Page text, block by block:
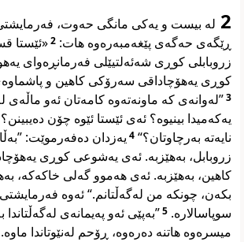
2 لە بیست و یەکی مانگی حەوت،
ڕێگەی حەگەی پێغەمبەرەوە هات: 2«ئێستا
زروبابلی کوڕی شەئەلتیێلی فەرمانڕەوای
کوڕی یەهۆچاداقی سەرۆکی کاهین و
3”لەوانەی کە ماونەتەوە کامەتان ئەو
یەکەمیدا بینیوە؟ ئەی ئێستا ئێوە چۆن
نایەتە بەرچاوتان؟“ 4 یەزدان دەفەرموێت:
زروبابل، بەهێزبە. ئەی یەشوعی کوڕی
کاهین، بەهێزبە. ئەی هەموو گەلی خاکەکە،
بکەن، چونکە من لەگەڵتانم.“ ئەوە
سوپاسالارە. 5”بەپێی ئەو پەیمانەی
میسرەوە هاتنە دەرەوە، ڕۆحم لەنێوتاندا